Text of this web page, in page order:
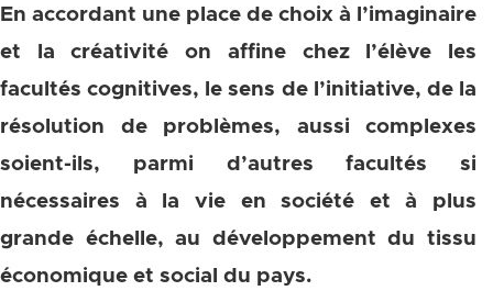
En accordant une place de choix à l’imaginaire
et la créativité on affine chez l’élève les
facultés cognitives, le sens de l’initiative, de la
résolution de problèmes, aussi complexes
soient-ils, parmi d’autres facultés si
nécessaires à la vie en société et à plus
grande échelle, au développement du tissu
économique et social du pays.